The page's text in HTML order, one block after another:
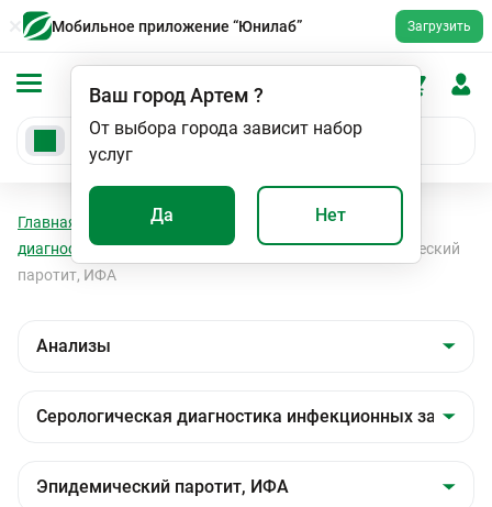
Мобильное приложение “Юнилаб” Загрузить
Ваш городАртем ?
От выбора города зависит набор
услуг
Да Нет
Главная Анализы
Серологическая
диагностика инфекционных заболеваний
Эпидемический
паротит, ИФА